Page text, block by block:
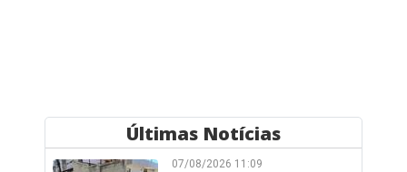
Últimas Notícias
07/08/2026 11:09